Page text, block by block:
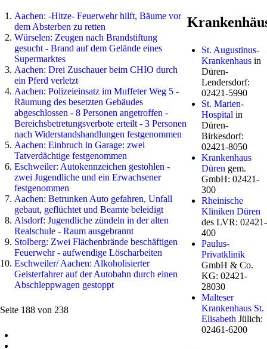
Aachen: -Hitze- Feuerwehr hilft, Bäume vor
dem Absterben zu retten
Würselen: Zeugen nach Brandstiftung
gesucht - Brand auf dem Gelände eines
Supermarktes
Aachen: Drei Zuschauer beim CHIO durch
ein Pferd verletzt
Aachen: Polizeieinsatz im Muffeter Weg 5 -
Räumung des besetzten Gebäudes
abgeschlossen - 8 Personen angetroffen -
Bereichsbetretungsverbote erteilt - 3 Personen
nach Widerstandshandlungen festgenommen
Aachen: Einbruch in Garage: zwei
Tatverdächtige festgenommen
Eschweiler: Autokennzeichen gestohlen -
zwei Jugendliche und ein Erwachsener
festgenommen
Aachen: Betrunken Auto gefahren, Unfall
gebaut, geflüchtet und Beamte beleidigt
Alsdorf: Jugendliche zündeln in der alten
Realschule - Raum ausgebrannt
Stolberg: Zwei Flächenbrände beschäftigen
Feuerwehr - aufwendige Löscharbeiten
Eschweiler/ Aachen: Alkoholisierter
Geisterfahrer auf der Autobahn durch einen
Abschleppwagen gestoppt
Seite 188 von 238
St. Augustinus-
Krankenhausin
Düren-
Lendersdorf:
02421-5990
St. Marien-
Hospital in
Düren-
Birkesdorf:
02421-8050
Krankenhaus
Düren gem.
GmbH: 02421-
300
Rheinische
Kliniken Düren
des LVR: 02421-
400
Paulus-
Privatklinik
GmbH & Co.
KG: 02421-
28030
Malteser
Krankenhaus St.
Elisabeth Jülich:
02461-6200